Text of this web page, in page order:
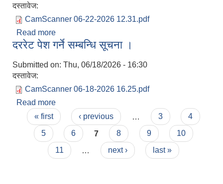
दस्तावेज:
CamScanner 06-22-2026 12.31.pdf
Read more
ऐन २०८३
दररेट पेश गर्ने सम्बन्धि सूचना ।
Submitted on: Thu, 06/18/2026 - 16:30
दस्तावेज:
CamScanner 06-18-2026 16.25.pdf
Read more
Pages
« first ‹ previous 3
4
5
6 7 8 9
10
11
next › last »